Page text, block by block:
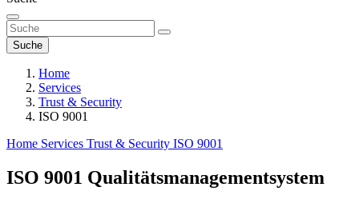
Suche
Home
Services
Trust & Security
ISO 9001
Home Services Trust & Security ISO 9001
ISO 9001 Qualitätsmanagementsystem